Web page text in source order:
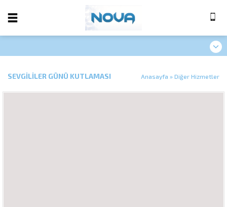
SEVGILILER GÜNÜ KUTLAMASI Anasayfa » Diğer Hizmetler